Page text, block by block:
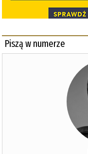
Piszą w numerze